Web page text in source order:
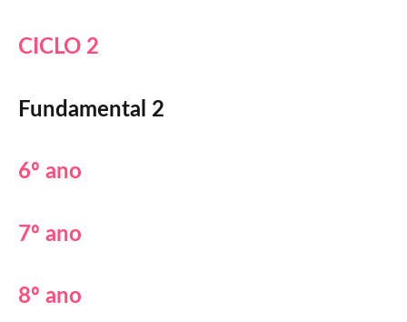
CICLO 2
Fundamental 2
6º ano
7º ano
8º ano